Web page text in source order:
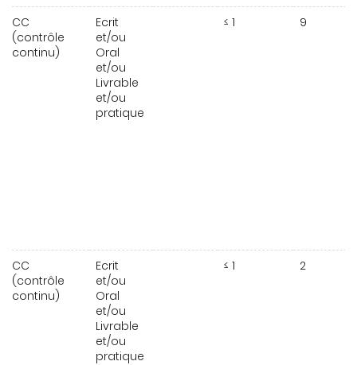
CC
(contrôle
continu)
Ecrit
et/ou
Oral
et/ou
Livrable
et/ou
pratique
≤ 1 9
CC
(contrôle
continu)
Ecrit
et/ou
Oral
et/ou
Livrable
et/ou
pratique
≤ 1 2